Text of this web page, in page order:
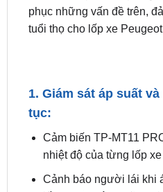
Cảm biến TP-MT11
nhiệt độ của từng lốp xe
Cảnh báo người lái khi
lốp vượt quá ngưỡng
Giúp bạn điều chỉnh áp